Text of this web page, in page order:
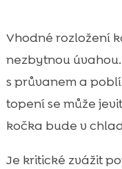
Vhodné rozložení
nezbytnou
s průvanem a
topení se může
kočka bude v
Je kritické zvážit